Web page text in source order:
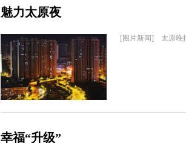
魅力太原夜
[图片新闻] 太原晚
幸福“升级”